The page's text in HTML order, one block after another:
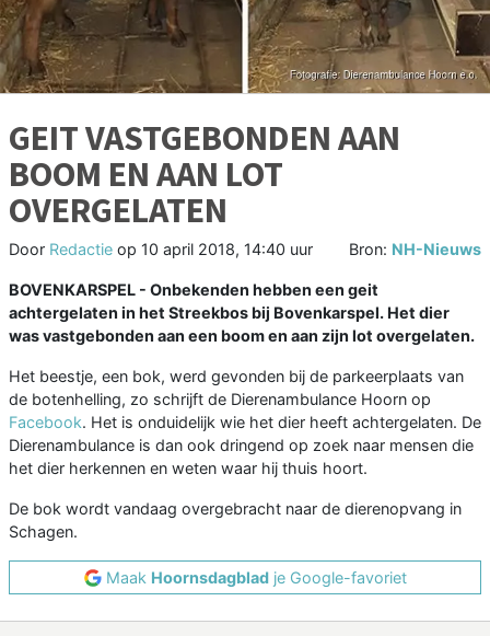
GEIT VASTGEBONDEN AAN
BOOM EN AAN LOT
OVERGELATEN
Door Redactie op 10 april 2018, 14:40 uur Bron: NH-Nieuws
BOVENKARSPEL - Onbekenden hebben een geit
achtergelaten in het Streekbos bij Bovenkarspel. Het dier
was vastgebonden aan een boom en aan zijn lot overgelaten.
Het beestje, een bok, werd gevonden bij de parkeerplaats van
de botenhelling, zo schrijft de Dierenambulance Hoorn op
Facebook. Het is onduidelijk wie het dier heeft achtergelaten. De
Dierenambulance is dan ook dringend op zoek naar mensen die
het dier herkennen en weten waar hij thuis hoort.
De bok wordt vandaag overgebracht naar de dierenopvang in
Schagen.
Maak Hoornsdagbladje Google-favoriet